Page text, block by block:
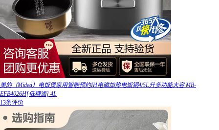
美的（Midea）电饭煲家用智能预约IH电磁加热电饭锅4/5L升多功能大容 MB-
EFB4026H[低糖饭] 4L
13条评价